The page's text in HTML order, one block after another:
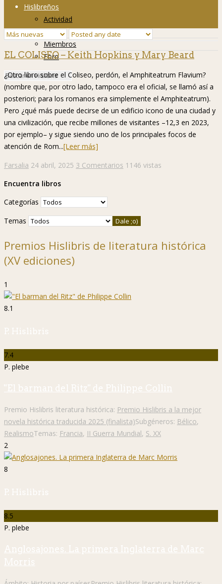
Hislibreños
Actividad
Grupos
Miembros
Foro
EL COLISEO – Keith Hopkins y Mary Beard
¿Otro libro sobre el Coliseo, perdón, el Amphiteatrum Flavium?
(nombre que, por otro lado, tampoco era el oficial, se llamó así a
posteriori; para los romanos era simplemente el Amphiteatrum).
Pero ¿qué más puede decirse de un edificio icono de una ciudad y
una civilización, que recibe millones de visitantes –12,3 en 2023,
por ejemplo– y sigue siendo uno de los principales focos de
atención de Rom...[Leer más]
Farsalia 24 abril, 2025 3 Comentarios 1146 vistas
Encuentra libros
Categorías
Temas
Premios Hislibris de literatura histórica
(XV ediciones)
1
8.1
P. Hislibris
7.4
P. plebe
"El barman del Ritz" de Philippe Collin
Premio Hislibris literatura histórica: Premio Hislibris a la mejor
novela histórica traducida 2025 (finalista)Subgéneros: Bélico,
RealismoTemas: Francia, II Guerra Mundial, S. XX
2
8
P. Hislibris
8.5
P. plebe
Anglosajones. La primera Inglaterra de Marc
Morris